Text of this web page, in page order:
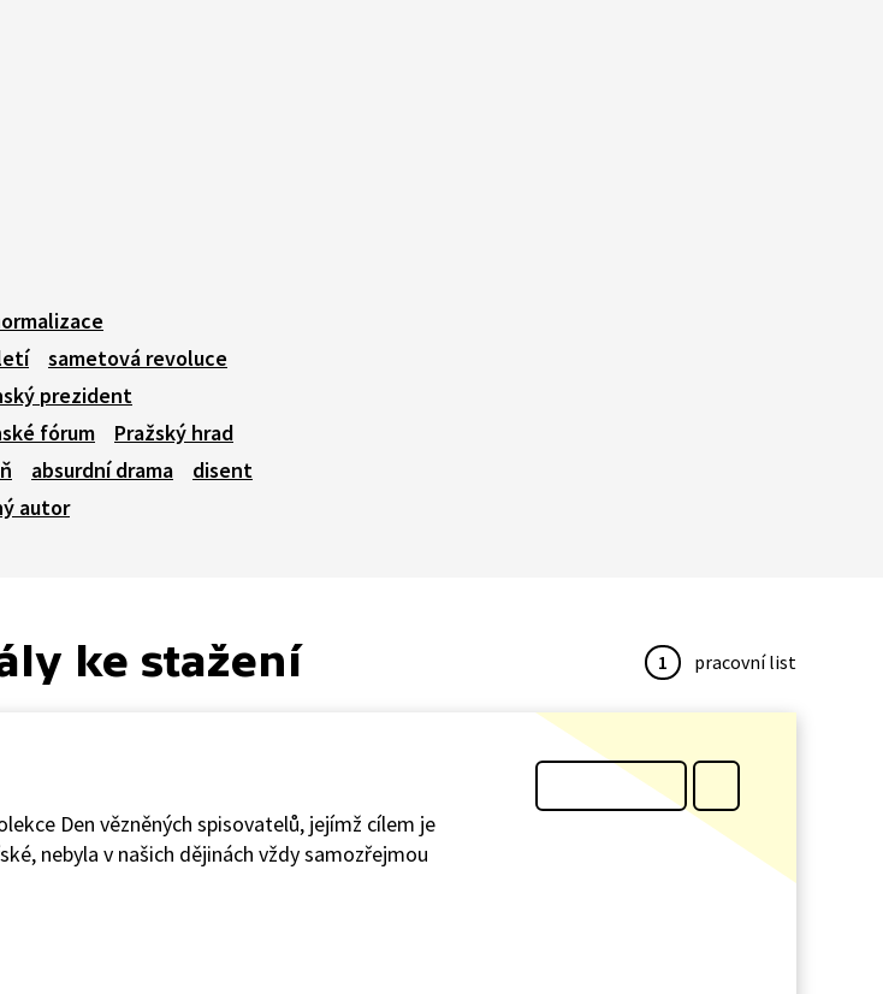
sametová revoluce
prezident
fórum
Pražský hrad
absurdní drama
disent
autor
ke stažení 1 pracovní list
Den vězněných spisovatelů, jejímž cílem je
nebyla v našich dějinách vždy samozřejmou